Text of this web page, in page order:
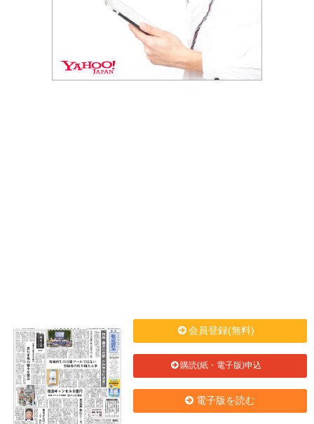
会員登録(無料)
購読(紙・電子版)申込
電子版を読む